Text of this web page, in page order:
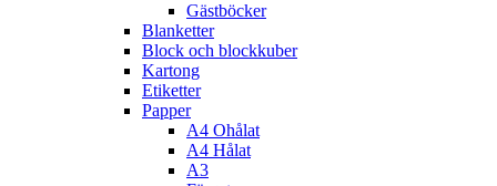
Gästböcker
Blanketter
Block och blockkuber
Kartong
Etiketter
Papper
A4 Ohålat
A4 Hålat
A3